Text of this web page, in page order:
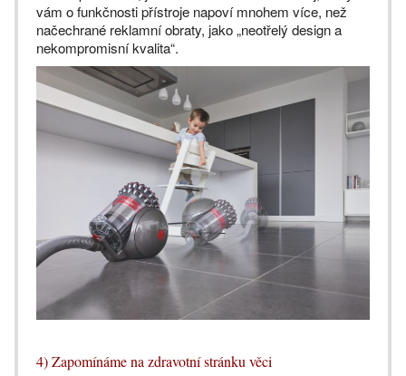
vám o funkčnosti přístroje napoví mnohem více, než
načechrané reklamní obraty, jako „neotřelý design a
nekompromisní kvalita“.
4) Zapomínáme na zdravotní stránku věci